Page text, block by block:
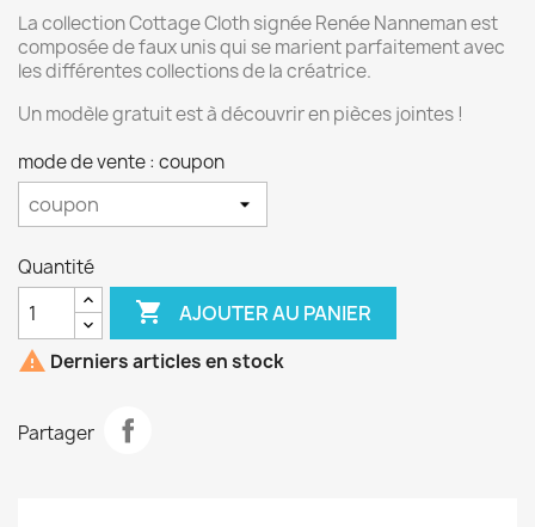
La collection Cottage Cloth signée Renée Nanneman est
composée de faux unis qui se marient parfaitement avec
les différentes collections de la créatrice.
Un modèle gratuit est à découvrir en pièces jointes !
mode de vente : coupon
Quantité
 AJOUTER AU PANIER
 Derniers articles en stock
Partager